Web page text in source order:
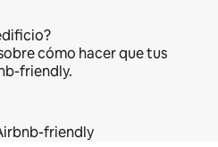
cómo hacer que tus
friendly.
friendly